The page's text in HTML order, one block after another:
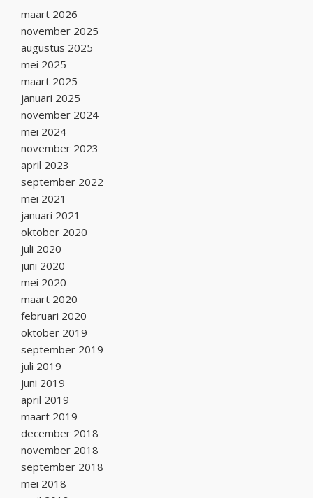
maart 2026
november 2025
augustus 2025
mei 2025
maart 2025
januari 2025
november 2024
mei 2024
november 2023
april 2023
september 2022
mei 2021
januari 2021
oktober 2020
juli 2020
juni 2020
mei 2020
maart 2020
februari 2020
oktober 2019
september 2019
juli 2019
juni 2019
april 2019
maart 2019
december 2018
november 2018
september 2018
mei 2018